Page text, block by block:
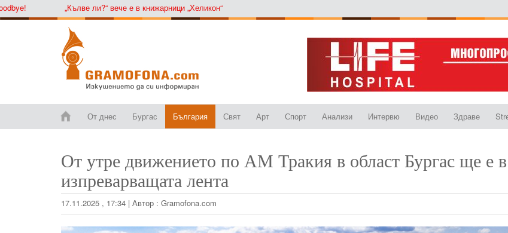
„Кълве ли?“ вече е в книжарници „Хеликон“
От днес Бургас България Свят Арт Спорт Анализи Интервю Видео Здраве
От утре движението по АМ Тракия в област Бургас ще е в
изпреварващата лента
17.11.2025 , 17:34 | Автор : Gramofona.com